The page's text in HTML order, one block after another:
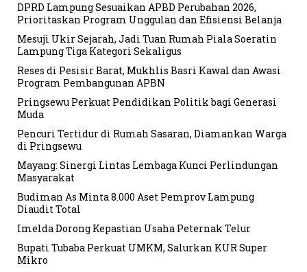
DPRD Lampung Sesuaikan APBD Perubahan 2026,
Prioritaskan Program Unggulan dan Efisiensi Belanja
Mesuji Ukir Sejarah, Jadi Tuan Rumah Piala Soeratin
Lampung Tiga Kategori Sekaligus
Reses di Pesisir Barat, Mukhlis Basri Kawal dan Awasi
Program Pembangunan APBN
Pringsewu Perkuat Pendidikan Politik bagi Generasi
Muda
Pencuri Tertidur di Rumah Sasaran, Diamankan Warga
di Pringsewu
Mayang: Sinergi Lintas Lembaga Kunci Perlindungan
Masyarakat
Budiman As Minta 8.000 Aset Pemprov Lampung
Diaudit Total
Imelda Dorong Kepastian Usaha Peternak Telur
Bupati Tubaba Perkuat UMKM, Salurkan KUR Super
Mikro